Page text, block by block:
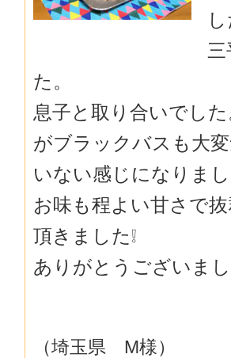
た。
息子と取り合いでし
がブラックバスも大
いない感じになりま
お味も程よい甘さで
頂きました❕
ありがとうございま
（埼玉県 M様）